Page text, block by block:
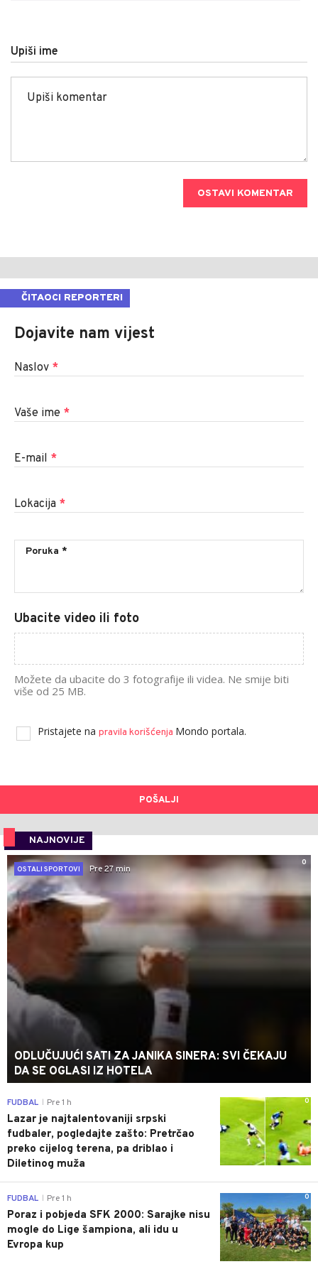
Upiši ime
OSTAVI KOMENTAR
ČITAOCI REPORTERI
Dojavite nam vijest
Naslov *
Vaše ime *
E-mail *
Lokacija *
Ubacite video ili foto
Možete da ubacite do 3 fotografije ili videa. Ne smije biti
više od 25 MB.
Pristajete na pravila korišćenja Mondo portala.
POŠALJI
NAJNOVIJE
0
OSTALI SPORTOVI
Pre 27 min
ODLUČUJUĆI SATI ZA JANIKA SINERA: SVI ČEKAJU
DA SE OGLASI IZ HOTELA
0
FUDBAL Pre 1 h
Lazar je najtalentovaniji srpski
fudbaler, pogledajte zašto: Pretrčao
preko cijelog terena, pa driblao i
Diletinog muža
0
FUDBAL Pre 1 h
Poraz i pobjeda SFK 2000: Sarajke nisu
mogle do Lige šampiona, ali idu u
Evropa kup